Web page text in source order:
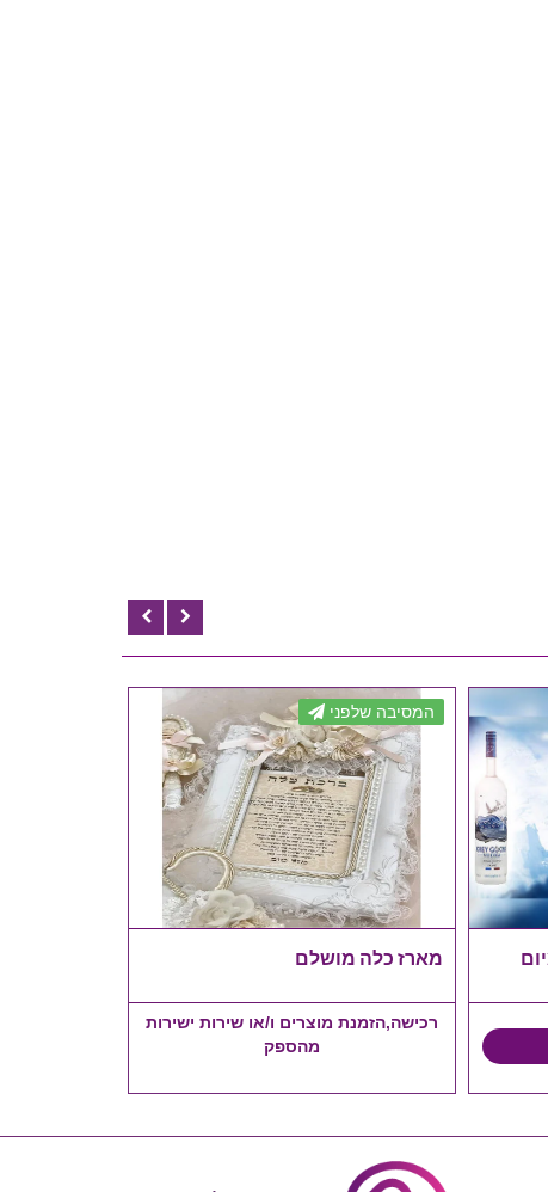
המסיבה שלפני
מארז כלה מושלם
רכישה,הזמנת מוצרים ו/או שירות ישירות
מהספק